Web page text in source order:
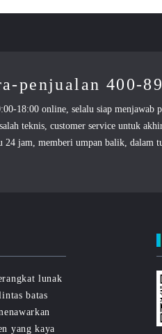
penjualan 400-
18:00 online, selalu siap menjawab
teknis, customer service untuk
24 jam, memberi umpan balik, dalam
lunak
batas
yang kaya